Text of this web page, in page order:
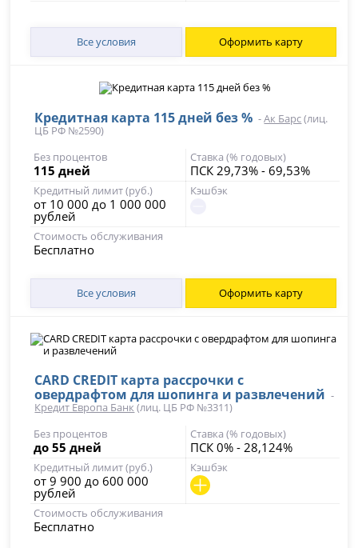
Все условия Оформить карту
Кредитная карта 115 дней без % -Ак Барс(лиц.
ЦБ РФ №2590)
Без процентов
115 дней
Ставка (% годовых)
ПСК 29,73% - 69,53%
Кредитный лимит (руб.)
от 10 000 до 1 000 000
рублей
Кэшбэк
Стоимость обслуживания
Бесплатно
Все условия Оформить карту
CARD CREDIT карта рассрочки с
овердрафтом для шопинга и развлечений -
Кредит Европа Банк (лиц. ЦБ РФ №3311)
Без процентов
до 55 дней
Ставка (% годовых)
ПСК 0% - 28,124%
Кредитный лимит (руб.)
от 9 900 до 600 000
рублей
Кэшбэк
Стоимость обслуживания
Бесплатно